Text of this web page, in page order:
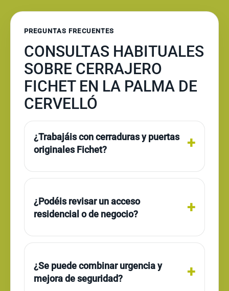
PREGUNTAS FRECUENTES
CONSULTAS HABITUALES
SOBRE CERRAJERO
FICHET EN LA PALMA DE
CERVELLÓ
¿Trabajáis con cerraduras y puertas
originales Fichet?
¿Podéis revisar un acceso
residencial o de negocio?
¿Se puede combinar urgencia y
mejora de seguridad?